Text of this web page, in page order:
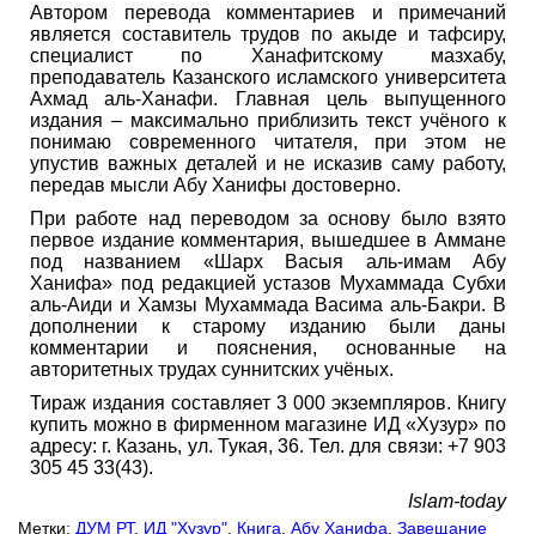
Автором перевода комментариев и примечаний
является составитель трудов по акыде и тафсиру,
специалист по Ханафитскому мазхабу,
преподаватель Казанского исламского университета
Ахмад аль-Ханафи. Главная цель выпущенного
издания – максимально приблизить текст учёного к
понимаю современного читателя, при этом не
упустив важных деталей и не исказив саму работу,
передав мысли Абу Ханифы достоверно.
При работе над переводом за основу было взято
первое издание комментария, вышедшее в Аммане
под названием «Шарх Васыя аль-имам Абу
Ханифа» под редакцией устазов Мухаммада Субхи
аль-Аиди и Хамзы Мухаммада Васима аль-Бакри. В
дополнении к старому изданию были даны
комментарии и пояснения, основанные на
авторитетных трудах суннитских учёных.
Тираж издания составляет 3 000 экземпляров. Книгу
купить можно в фирменном магазине ИД «Хузур» по
адресу: г. Казань, ул. Тукая, 36. Тел. для связи: +7 903
305 45 33(43).
Islam-today
Метки: ДУМ РТ, ИД "Хузур" Книга Абу Ханифа Завещание